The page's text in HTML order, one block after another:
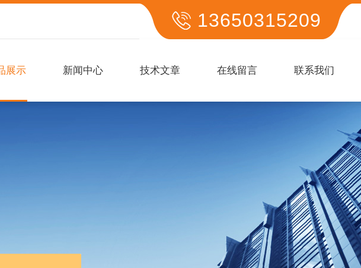
13650315209
展示 新闻中心 技术文章 在线留言 联系我们